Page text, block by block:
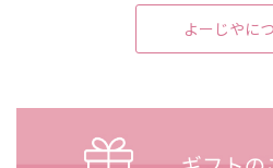
よーじやに